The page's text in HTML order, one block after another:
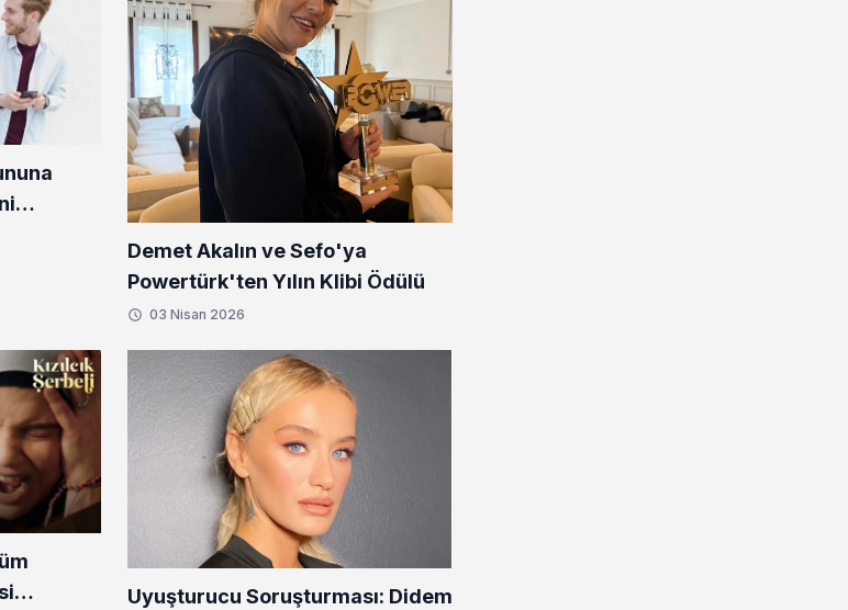
Demet Akalın ve Sefo'ya
Powertürk'ten Yılın Klibi Ödülü
03 Nisan 2026
Uyuşturucu Soruşturması: Didem